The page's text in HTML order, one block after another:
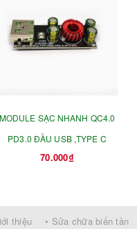
MODULE SẠC NHANH QC4.0
PD3.0 ĐẦU USB ,TYPE C
70.000₫
thiệu • Sửa chữa biến tần